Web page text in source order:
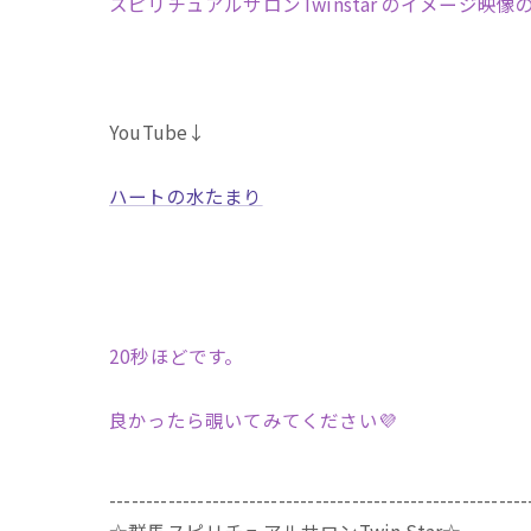
YouTube↓
ハートの水たまり
20秒ほどです。
良かったら覗いてみてください💜